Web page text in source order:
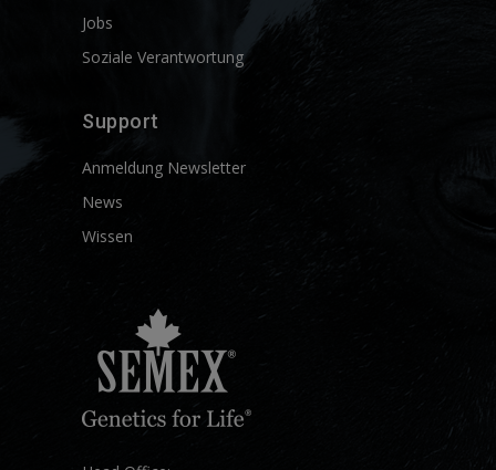
Jobs
Soziale Verantwortung
Support
Anmeldung Newsletter
News
Wissen